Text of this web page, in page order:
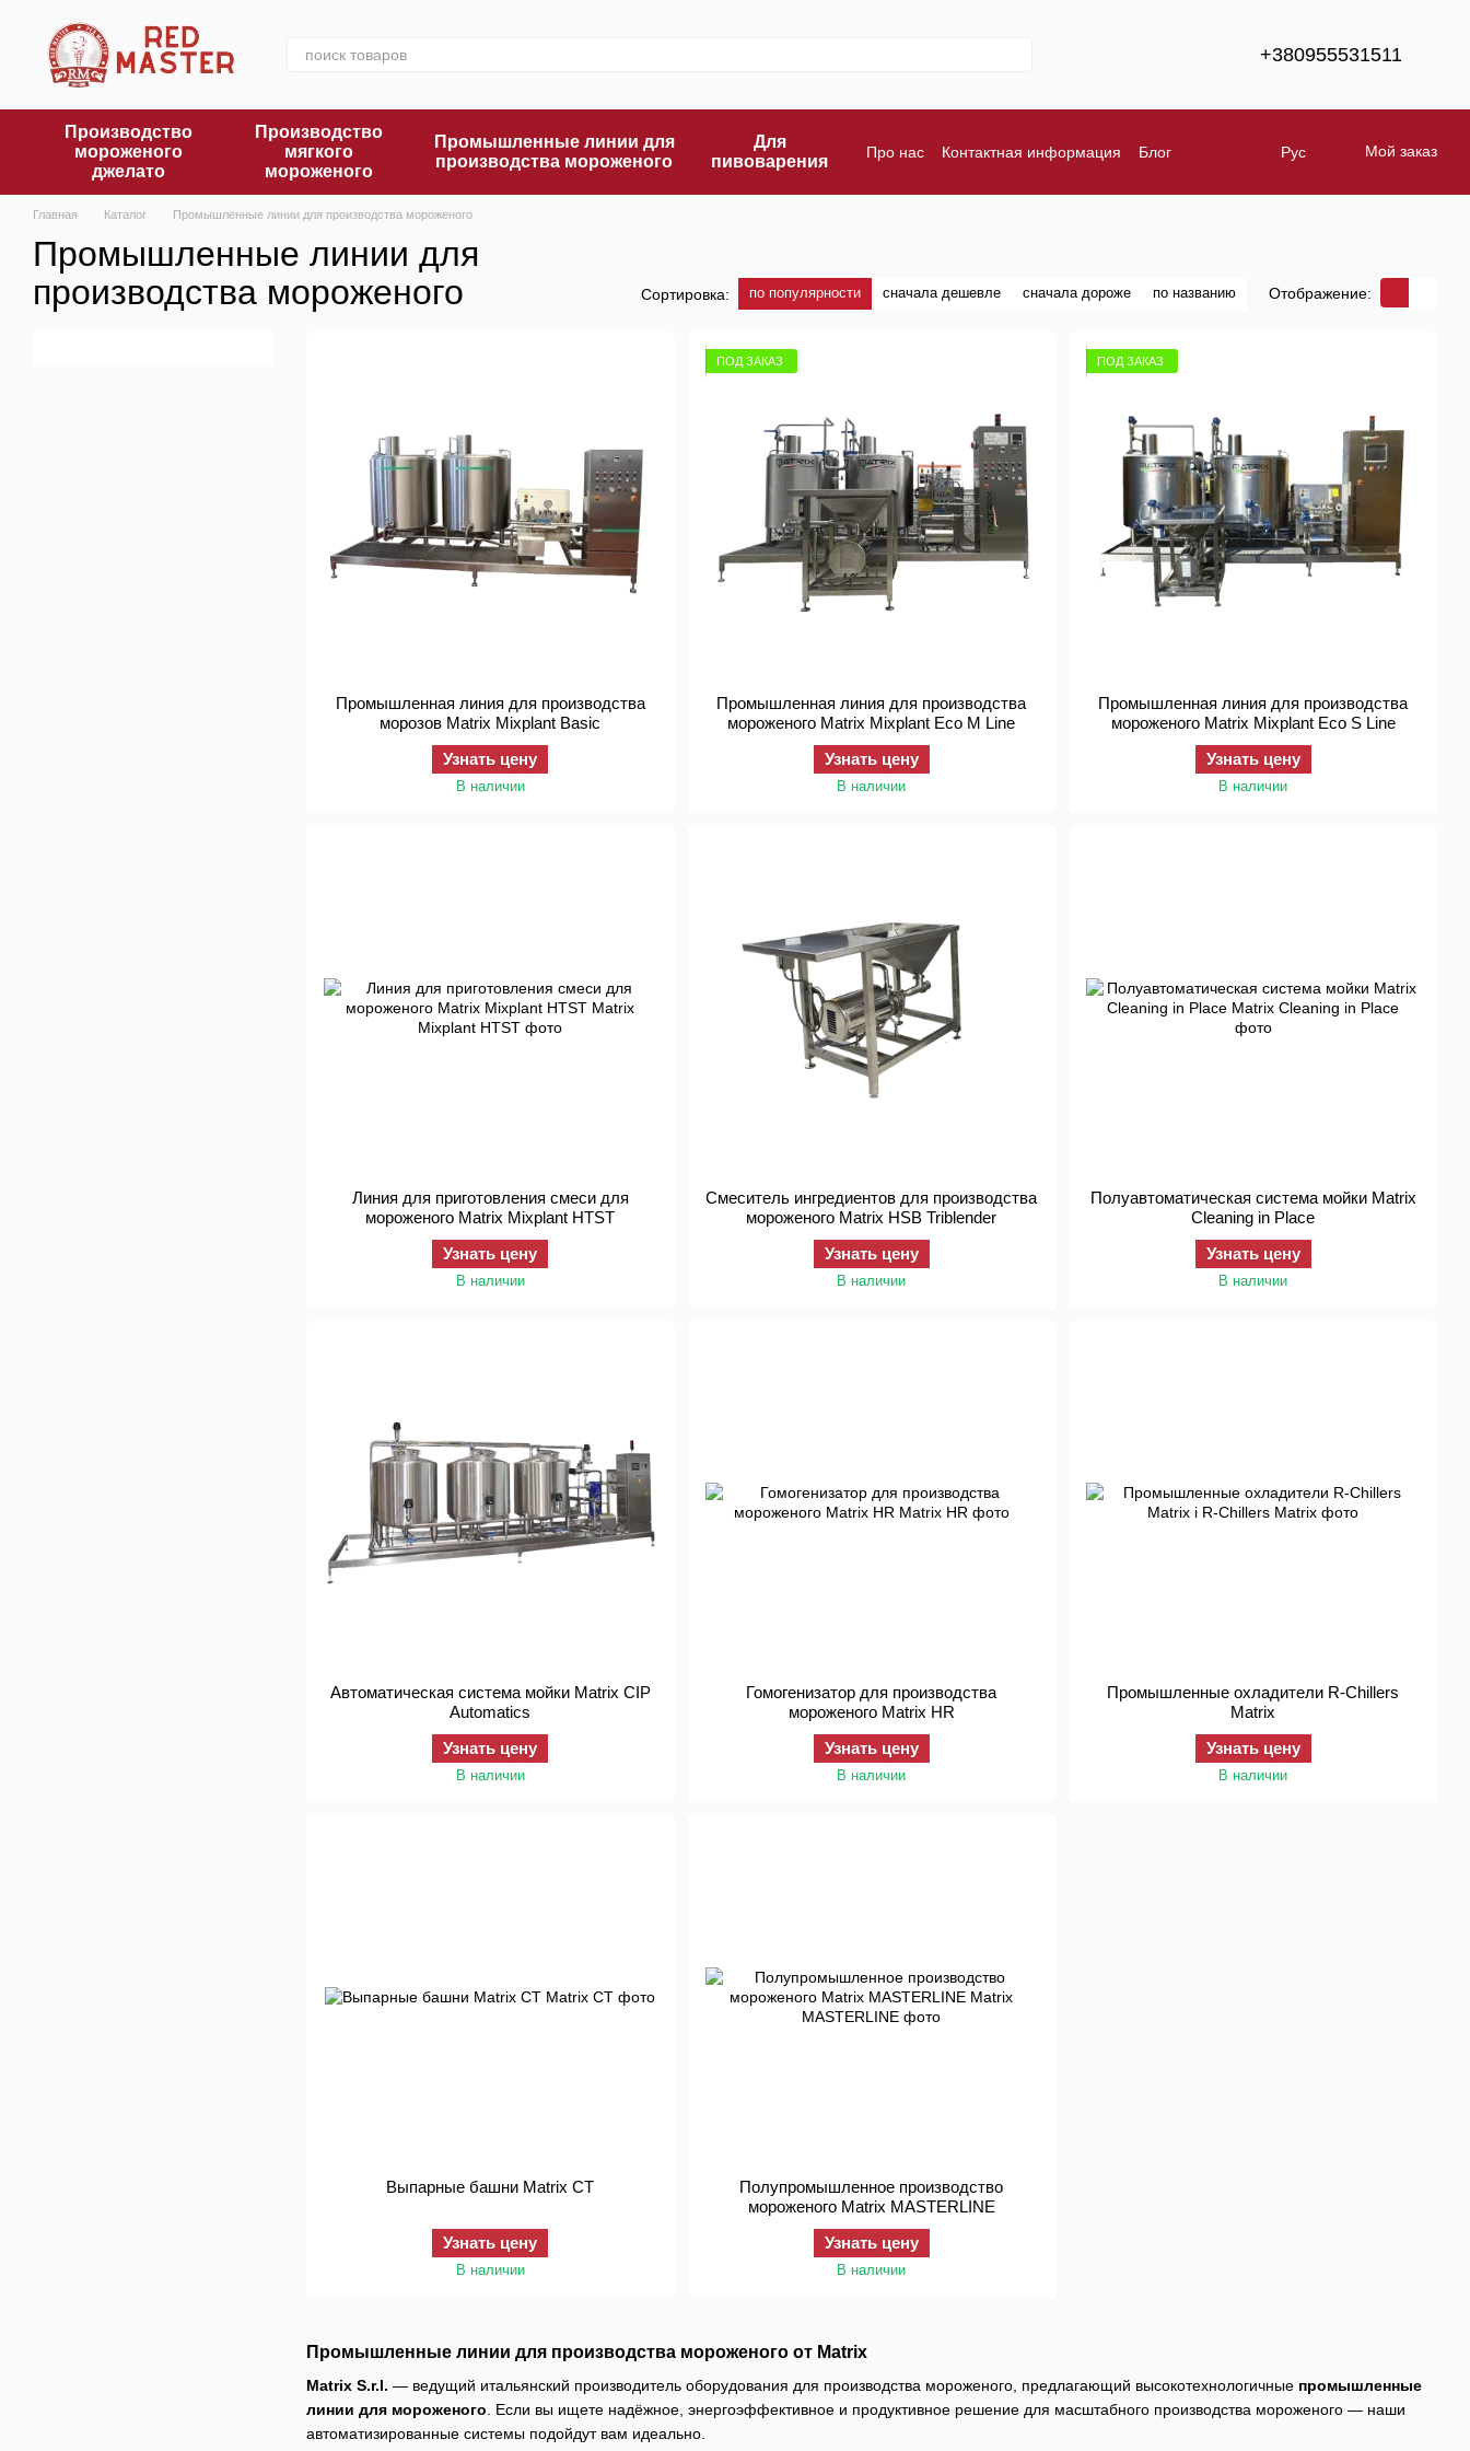
+380955531511
Производство
мороженого
джелато
Производство
мягкого
мороженого
Промышленные линии для
производства мороженого
Для
пивоварения
Про нас Контактная информация
Блог
Рус Мой заказ
Главная Каталог Промышленные линии для производства мороженого
Промышленные линии для
производства мороженого
Сортировка: по популярности сначала дешевле сначала дороже по названию Отображение:
Промышленные линии для производства мороженого от Matrix
Matrix S.r.l. — ведущий итальянский производитель оборудования для производства мороженого, предлагающий высокотехнологичные промышленные
линии для мороженого . Если вы ищете надёжное, энергоэффективное и продуктивное решение для масштабного производства мороженого — наши
автоматизированные системы подойдут вам идеально.
Промышленная линия для производства
морозов Matrix Mixplant Basic
Узнать цену
В наличии
ПОД ЗАКАЗ
Промышленная линия для производства
мороженого Matrix Mixplant Eco M Line
Узнать цену
В наличии
ПОД ЗАКАЗ
Промышленная линия для производства
мороженого Matrix Mixplant Eco S Line
Узнать цену
В наличии
Линия для приготовления смеси для
мороженого Matrix Mixplant HTST
Узнать цену
В наличии
Смеситель ингредиентов для производства
мороженого Matrix HSB Triblender
Узнать цену
В наличии
Полуавтоматическая система мойки Matrix
Cleaning in Place
Узнать цену
В наличии
Автоматическая система мойки Matrix CIP
Automatics
Узнать цену
В наличии
Гомогенизатор для производства
мороженого Matrix HR
Узнать цену
В наличии
Промышленные охладители R-Chillers
Matrix
Узнать цену
В наличии
Выпарные башни Matrix CT
Узнать цену
В наличии
Полупромышленное производство
мороженого Matrix MASTERLINE
Узнать цену
В наличии